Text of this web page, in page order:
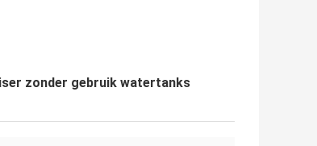
zonder gebruik watertanks